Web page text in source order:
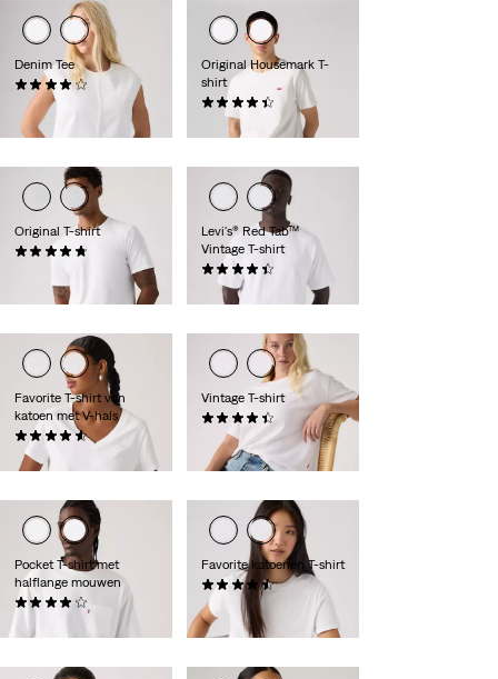
Denim Tee
€ 64,95
Original Housemark T-
shirt
(559)
€ 24,95
Original T-shirt
Levi's® Red Tab™
Vintage T-shirt
€ 34,95
Favorite T-shirt van
katoen met V-hals
(25)
€ 34,95
Vintage T-shirt
€ 39,95
Pocket T-shirt met
halflange mouwen
Favorite katoenen T-shirt
(16)
€ 34,95